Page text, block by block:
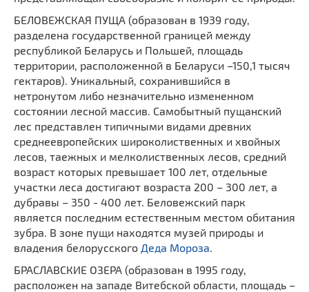
БЕЛОВЕЖСКАЯ ПУЩА (образован в 1939 году,
разделена государственной границей между
республикой Беларусь и Польшей, площадь
территории, расположенной в Беларуси –150,1 тысяч
гектаров). Уникальный, сохранившийся в
нетронутом либо незначительно измененном
состоянии лесной массив. Самобытный пущанский
лес представлен типичными видами древних
среднеевропейских широколиственных и хвойных
лесов, таежных и мелколиственных лесов, средний
возраст которых превышает 100 лет, отдельные
участки леса достигают возраста 200 – 300 лет, а
дубравы – 350 - 400 лет. Беловежский парк
является последним естественным местом обитания
зубра. В зоне пущи находятся музей природы и
владения белорусского Деда Мороза
БРАСЛАВСКИЕ ОЗЕРА (образован в 1995 году,
расположен на западе Витебской области, площадь –